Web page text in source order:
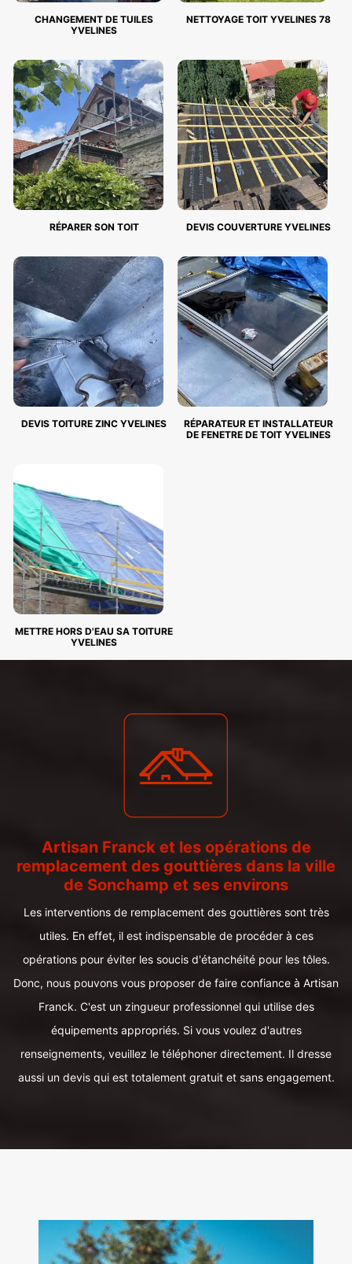
CHANGEMENT DE TUILES
YVELINES
NETTOYAGE TOIT YVELINES 78
RÉPARER SON TOIT DEVIS COUVERTURE YVELINES
DEVIS TOITURE ZINC YVELINES
RÉPARATEUR ET INSTALLATEUR
DE FENETRE DE TOIT YVELINES
METTRE HORS D'EAU SA TOITURE
YVELINES
Artisan Franck et les opérations de
remplacement des gouttières dans la ville
de Sonchamp et ses environs
Les interventions de remplacement des gouttières sont très
utiles. En effet, il est indispensable de procéder à ces
opérations pour éviter les soucis d'étanchéité pour les tôles.
Donc, nous pouvons vous proposer de faire confiance à Artisan
Franck. C'est un zingueur professionnel qui utilise des
équipements appropriés. Si vous voulez d'autres
renseignements, veuillez le téléphoner directement. Il dresse
aussi un devis qui est totalement gratuit et sans engagement.